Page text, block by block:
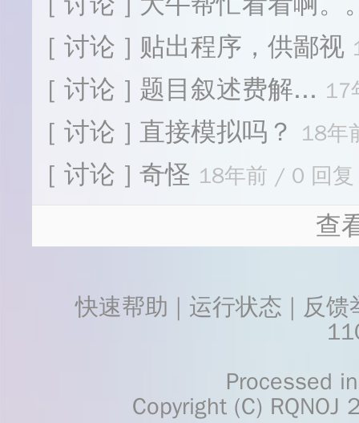
[ 讨论 ] 贴出程序，供鄙视
[ 讨论 ] 题目叙述费解... 17
[ 讨论 ] 直接模拟吗？ 18年
[ 讨论 ] 奇怪 18年前 / 0 回
查
快速帮助 | 运行状态 | 反馈